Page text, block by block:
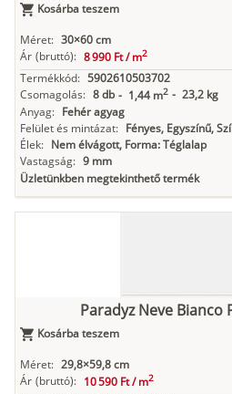
Kosárba teszem
Méret: 30×60 cm
Ár (bruttó): 8 990 Ft /m2
Termékkód: 5902610503702
Csomagolás: 8 db - 1,44 m2 - 23,2 kg
Anyag: Fehér agyag
Felület és mintázat: Fényes, Egyszínű,
Élek: Nem élvágott, Forma: Téglalap
Vastagság: 9 mm
Üzletünkben megtekinthető termék
Paradyz Neve Bianco
Kosárba teszem
Méret: 29,8×59,8 cm
Ár (bruttó): 10 590 Ft /m2